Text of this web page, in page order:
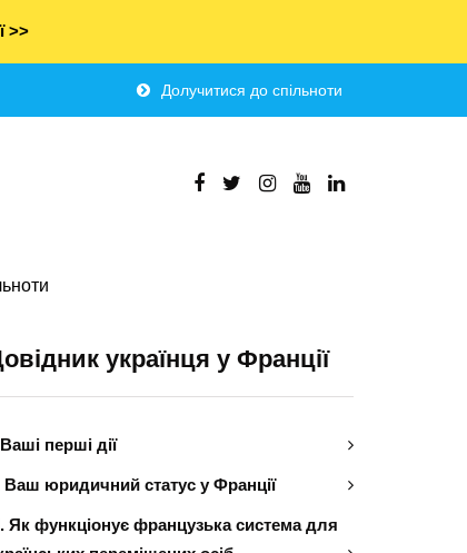
>>
Долучитися до спільноти
українця у Франції
Ваші перші дії
Ваш юридичний статус у Франції
Як функціонує французька система для